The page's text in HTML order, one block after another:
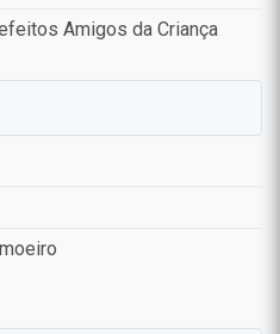
Amigos da Criança